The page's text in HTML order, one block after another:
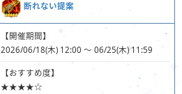
断れない提案
【開催期間】
2026/06/18(木) 12:00 ～ 06/25(木) 11:59
【おすすめ度】
★★★★☆